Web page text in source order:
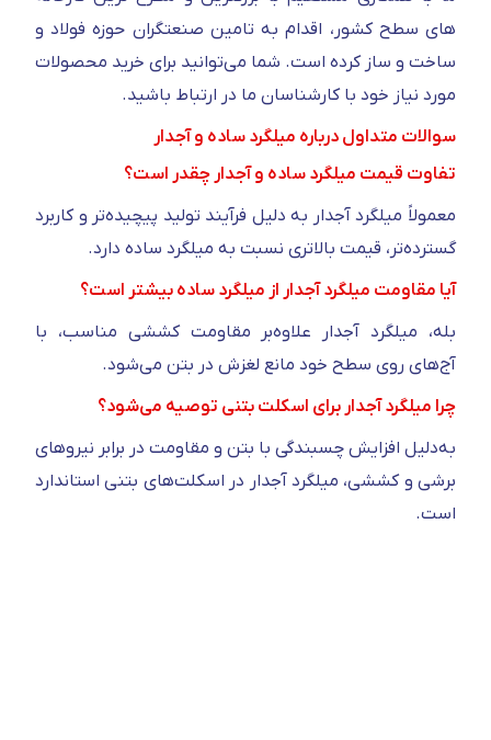
های سطح کشور، اقدام به تامین صنعتگران حوزه فولاد و
ساخت و ساز کرده است. شما می‌توانید برای خرید محصولات
مورد نیاز خود با کارشناسان ما در ارتباط باشید.
سوالات متداول درباره میلگرد ساده و آجدار
تفاوت قیمت میلگرد ساده و آجدار چقدر است؟
معمولاً میلگرد آجدار به دلیل فرآیند تولید پیچیده‌تر و کاربرد
گسترده‌تر، قیمت بالاتری نسبت به میلگرد ساده دارد.
آیا مقاومت میلگرد آجدار از میلگرد ساده بیشتر است؟
بله، میلگرد آجدار علاوه‌بر مقاومت کششی مناسب، با
آج‌های روی سطح خود مانع لغزش در بتن می‌شود.
چرا میلگرد آجدار برای اسکلت‌ بتنی توصیه می‌شود؟
به‌دلیل افزایش چسبندگی با بتن و مقاومت در برابر نیروهای
برشی و کششی، میلگرد آجدار در اسکلت‌های بتنی استاندارد
است.